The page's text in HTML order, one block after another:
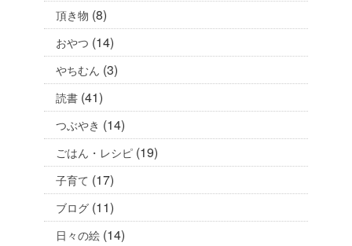
頂き物 (8)
おやつ (14)
やちむん (3)
読書 (41)
つぶやき (14)
ごはん・レシピ (19)
子育て (17)
ブログ (11)
日々の絵 (14)